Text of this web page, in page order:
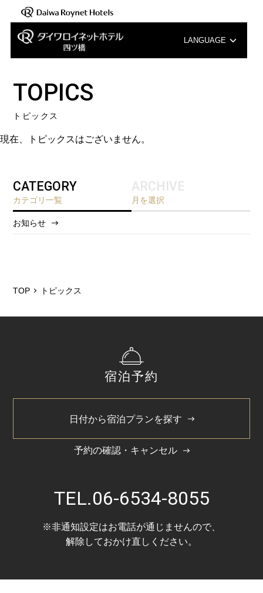
LANGUAGE
TOPICS
トピックス
現在、トピックスはございません。
CATEGORY
カテゴリ一覧
お知らせ
ARCHIVE
月を選択
2025/12
TOP トピックス
宿泊予約
日付から宿泊プランを探す
予約の確認・キャンセル
TEL.06-6534-8055
※非通知設定はお電話が通じませんので、
解除しておかけ直しください。